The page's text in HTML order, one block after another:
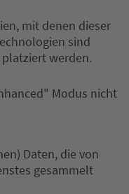
mit denen dieser
sind
werden.
Modus nicht
Daten, die von
gesammelt